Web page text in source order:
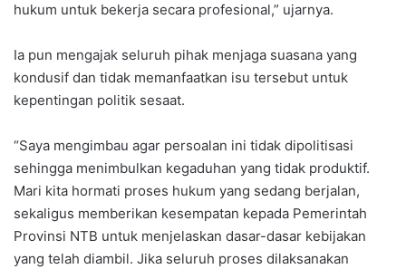
hukum untuk bekerja secara profesional,” ujarnya.
Ia pun mengajak seluruh pihak menjaga suasana yang
kondusif dan tidak memanfaatkan isu tersebut untuk
kepentingan politik sesaat.
“Saya mengimbau agar persoalan ini tidak dipolitisasi
sehingga menimbulkan kegaduhan yang tidak produktif.
Mari kita hormati proses hukum yang sedang berjalan,
sekaligus memberikan kesempatan kepada Pemerintah
Provinsi NTB untuk menjelaskan dasar-dasar kebijakan
yang telah diambil. Jika seluruh proses dilaksanakan